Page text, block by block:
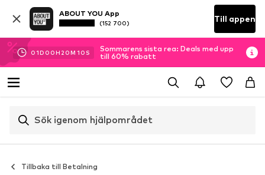
ABOUT YOU App
(152 700) Till appen
01D 00H 20M 10 S
Sommarens sista rea: Deals med upp
till 60% rabatt
Sök igenom hjälpområdet
Tillbaka till Betalning